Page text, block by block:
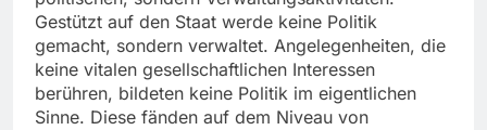
Gestützt auf den Staat werde keine Politik
gemacht, sondern verwaltet. Angelegenheiten, die
keine vitalen gesellschaftlichen Interessen
berühren, bildeten keine Politik im eigentlichen
Sinne. Diese fänden auf dem Niveau von